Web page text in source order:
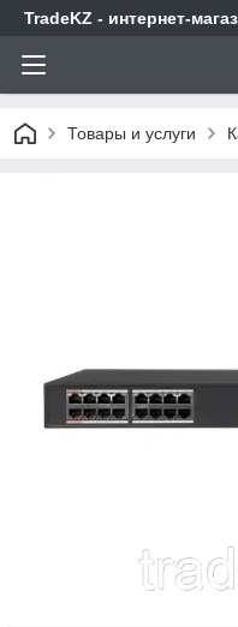
TradeKZ - интернет-
Товары и услуги